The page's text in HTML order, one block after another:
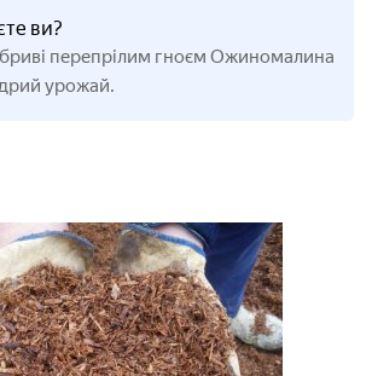
ви?
перепрілим гноєм Ожиномалина
урожай.